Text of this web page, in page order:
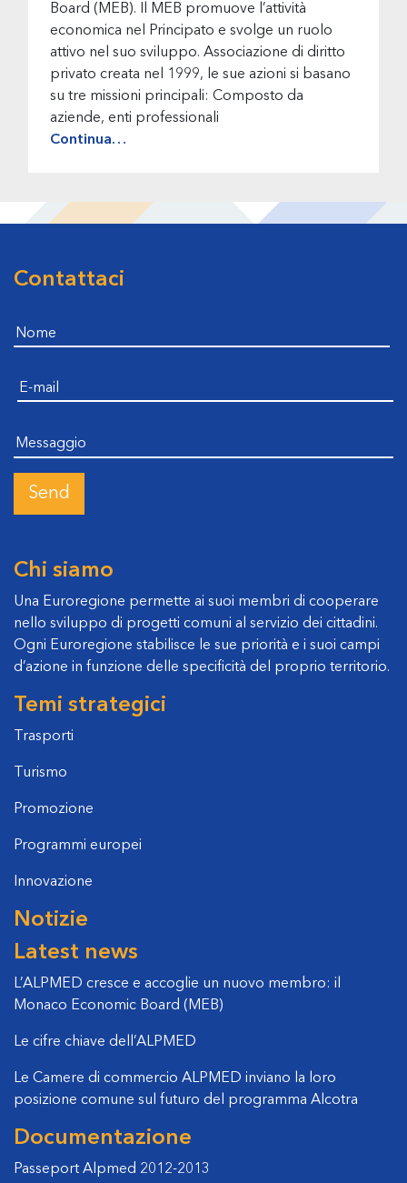
Board (MEB). Il MEB promuove l’attività
economica nel Principato e svolge un ruolo
attivo nel suo sviluppo. Associazione di diritto
privato creata nel 1999, le sue azioni si basano
su tre missioni principali: Composto da
aziende, enti professionali
Continua…
Footer
Contattaci
Chi siamo
Una Euroregione permette ai suoi membri di cooperare
nello sviluppo di progetti comuni al servizio dei cittadini.
Ogni Euroregione stabilisce le sue priorità e i suoi campi
d’azione in funzione delle specificità del proprio territorio.
Temi strategici
Trasporti
Turismo
Promozione
Programmi europei
Innovazione
Notizie
Latest news
L’ALPMED cresce e accoglie un nuovo membro: il
Monaco Economic Board (MEB)
Le cifre chiave dell’ALPMED
Le Camere di commercio ALPMED inviano la loro
posizione comune sul futuro del programma Alcotra
Documentazione
Passeport Alpmed 2012-2013